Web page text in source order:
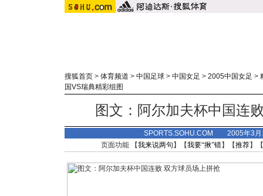
搜狐首页 > 体育频道 > 中国足球 > 中国女足 > 2005中国女足 >
国VS瑞典精彩组图
图文：阿尔加夫杯中国连
SPORTS.SOHU.COM 2005年3
页面功能 【我来说两句 】【我要“揪”错】【推荐】